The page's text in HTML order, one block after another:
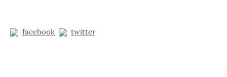
facebook twitter